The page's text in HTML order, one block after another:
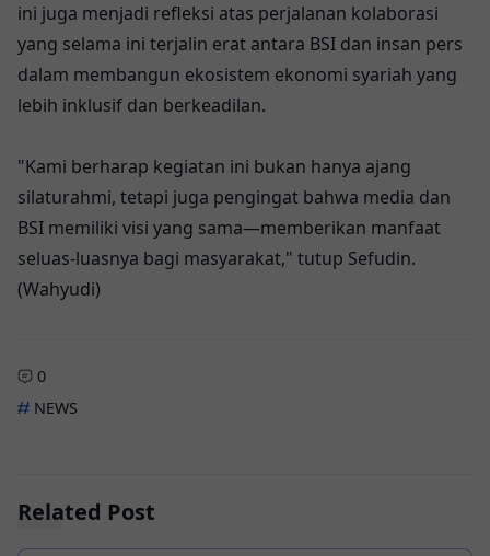
ini juga menjadi refleksi atas perjalanan kolaborasi
yang selama ini terjalin erat antara BSI dan insan pers
dalam membangun ekosistem ekonomi syariah yang
lebih inklusif dan berkeadilan.
"Kami berharap kegiatan ini bukan hanya ajang
silaturahmi, tetapi juga pengingat bahwa media dan
BSI memiliki visi yang sama—memberikan manfaat
seluas-luasnya bagi masyarakat," tutup Sefudin.
(Wahyudi)
0
NEWS
Related Post